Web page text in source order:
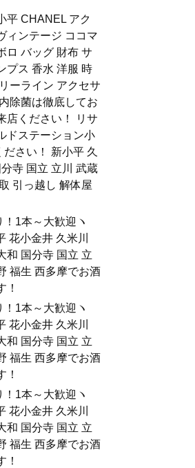
平 CHANEL アク
ィンテージ ココマ
ロ バッグ 財布 サ
プス 香水 洋服 時
ーライン アクセサ
除菌は徹底してお
店ください！ リサ
ドステーション小
さい！ 新小平 久
寺 国立 立川 武蔵
引っ越し 解体屋
！1本～大歓迎ヽ
花小金井 久米川
和 国分寺 国立 立
福生 西多摩でお酒
！
！1本～大歓迎ヽ
花小金井 久米川
和 国分寺 国立 立
福生 西多摩でお酒
！
！1本～大歓迎ヽ
花小金井 久米川
和 国分寺 国立 立
福生 西多摩でお酒
！